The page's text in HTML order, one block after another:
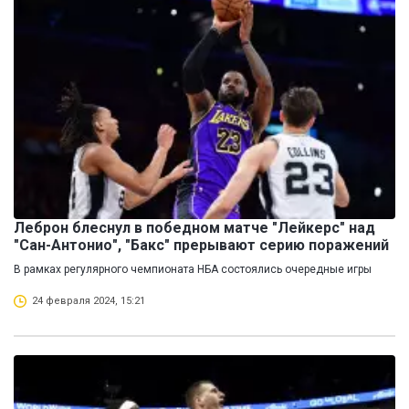
Леброн блеснул в победном матче "Лейкерс" над
"Сан-Антонио", "Бакс" прерывают серию поражений
В рамках регулярного чемпионата НБА состоялись очередные игры
24 февраля 2024, 15:21